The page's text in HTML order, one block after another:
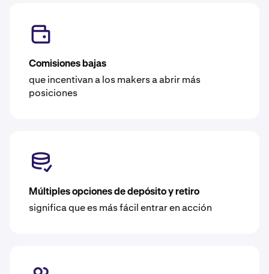
Comisiones bajas
que incentivan a los makers a abrir más
posiciones
Múltiples opciones de depósito y retiro
significa que es más fácil entrar en acción